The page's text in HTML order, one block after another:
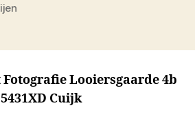
Looiersgaarde 4b
5431XD Cuijk